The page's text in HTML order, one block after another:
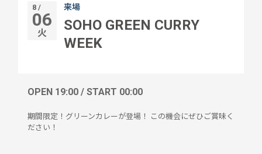
8 /
06
火
来場
SOHO GREEN CURRY
WEEK
OPEN 19:00 / START 00:00
期間限定！グリーンカレーが登場！ この機会にぜひご賞味く
ださい！